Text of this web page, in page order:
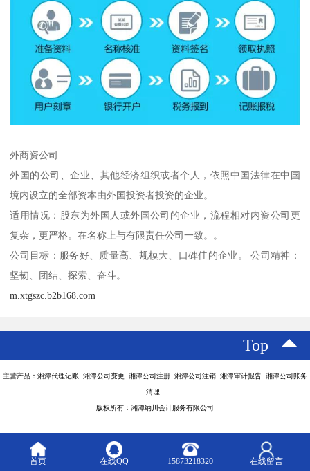
外商资公司
外国的公司、企业、其他经济组织或者个人，依照中国法律在中国
境内设立的全部资本由外国投资者投资的企业。
适用情况：股东为外国人或外国公司的企业，流程相对内资公司更
复杂，更严格。在名称上与有限责任公司一致。。
公司目标：服务好、质量高、规模大、口碑佳的企业。 公司精神：
坚韧、团结、探索、奋斗。
m.xtgszc.b2b168.com
Top
主营产品：湘潭代理记账 湘潭公司变更 湘潭公司注册 湘潭公司注销 湘潭审计报告 湘潭公司账务
清理
版权所有：湘潭纳川会计服务有限公司
首页 在线QQ 15873218320 在线留言